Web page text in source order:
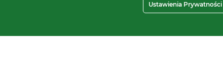
Ustawienia Prywatności